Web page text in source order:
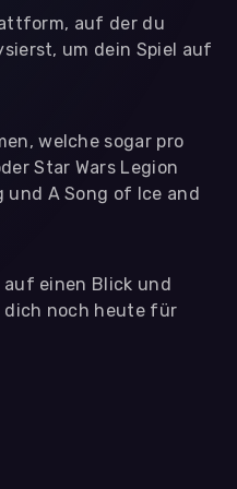
auf der du
um dein Spiel auf
welche sogar pro
Star Wars Legion
und A Song of Ice and
auf einen Blick und
dich noch heute für